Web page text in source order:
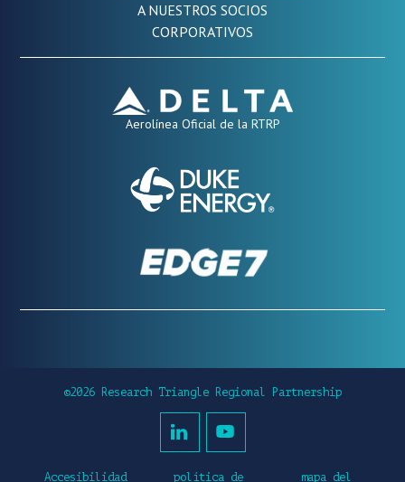
A NUESTROS SOCIOS
CORPORATIVOS
Aerolínea Oficial de la RTRP
©2026 Research Triangle Regional Partnership
Accesibilidad política de mapa del